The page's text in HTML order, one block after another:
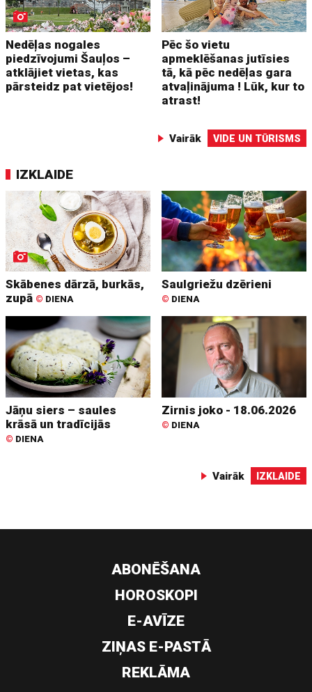
Nedēļas nogales
piedzīvojumi Šauļos –
atklājiet vietas, kas
pārsteidz pat vietējos!
Pēc šo vietu
apmeklēšanas jutīsies
tā, kā pēc nedēļas gara
atvaļinājuma ! Lūk, kur to
atrast!
Vairāk VIDE UN TŪRISMS
IZKLAIDE
Skābenes dārzā, burkās,
zupā © DIENA
Saulgriežu dzērieni
© DIENA
Jāņu siers – saules
krāsā un tradīcijās
© DIENA
Zirnis joko - 18.06.2026
© DIENA
Vairāk IZKLAIDE
ABONĒŠANA
HOROSKOPI
E-AVĪZE
ZIŅAS E-PASTĀ
REKLĀMA